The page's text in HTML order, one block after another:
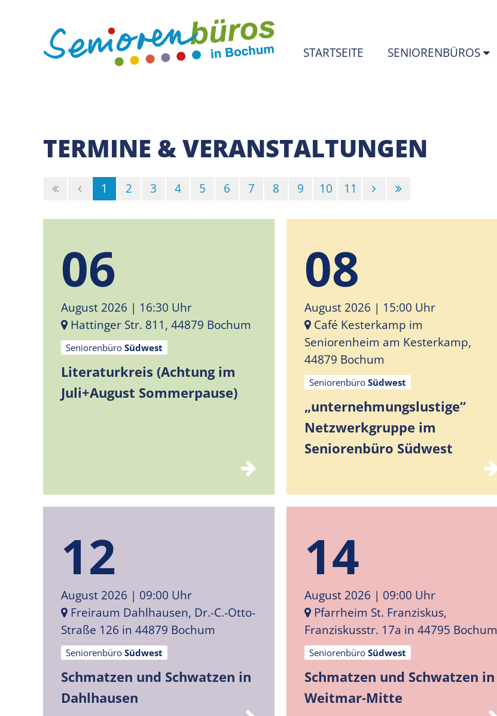
STARTSEITE SENIORENBÜROS
TERMINE & VERANSTALTUNGEN
1 (Standort)
2 3 4 5 6 7 8 9 10 11
06
August 2026 | 16:30 Uhr
Hattinger Str. 811, 44879 Bochum
Seniorenbüro Südwest
Literaturkreis (Achtung im
Juli+August Sommerpause)
08
August 2026 | 15:00 Uhr
Café Kesterkamp im
Seniorenheim am Kesterkamp,
44879 Bochum
Seniorenbüro Südwest
„unternehmungslustige“
Netzwerkgruppe im
Seniorenbüro Südwest
12
August 2026 | 09:00 Uhr
Freiraum Dahlhausen, Dr.-C.-Otto-
Straße 126 in 44879 Bochum
Seniorenbüro Südwest
Schmatzen und Schwatzen in
Dahlhausen
14
August 2026 | 09:00 Uhr
Pfarrheim St. Franziskus,
Franziskusstr. 17a in 44795 Bochum
Seniorenbüro Südwest
Schmatzen und Schwatzen in
Weitmar-Mitte